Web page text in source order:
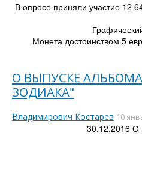
В опросе приняли участие 12
Монета достоинством 5
О ВЫПУСКЕ
ЗОДИАКА"
Владимирович Костарев 10
30.12.2016